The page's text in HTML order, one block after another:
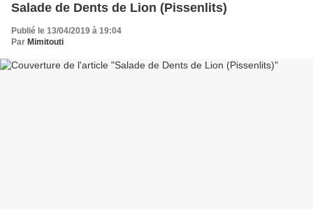
Salade de Dents de Lion (Pissenlits)
Publié le 13/04/2019 à 19:04
Par Mimitouti